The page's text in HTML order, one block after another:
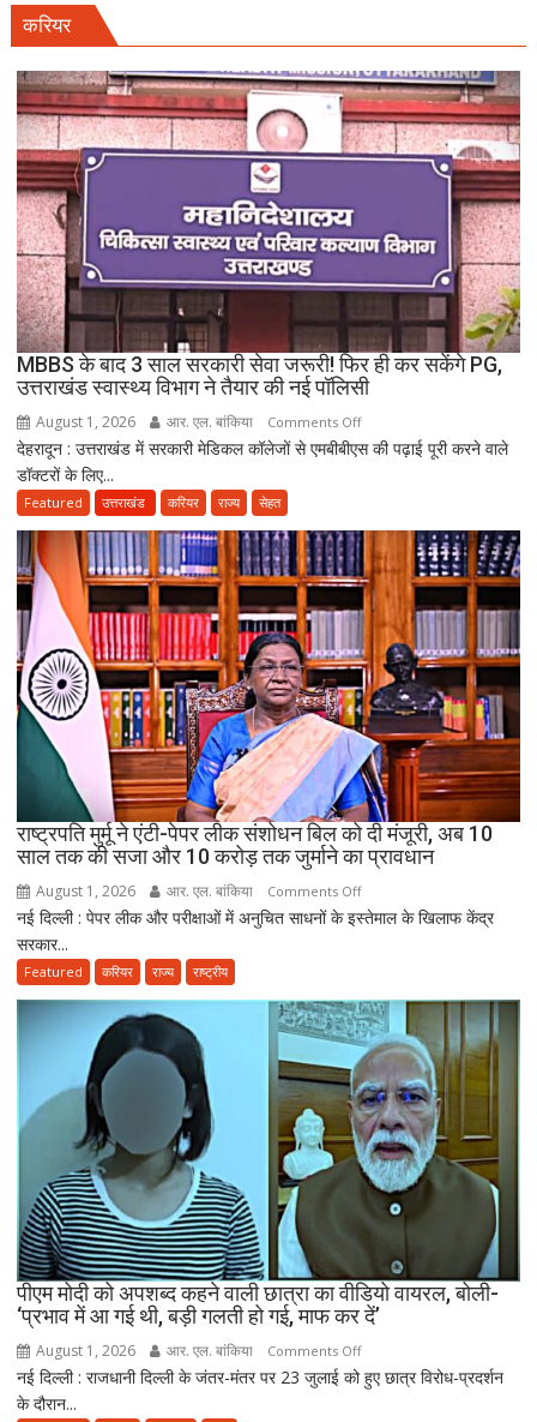
पटाखा
फैक्ट्री
में
बिखर
जिंदगियां,
दो
की
दर्दनाक
मौत,
दो
अब
भी
लापता
करियर
MBBS के बाद 3 साल सरकारी सेवा जरूरी! फिर ही कर सकेंगे PG,
उत्तराखंड स्वास्थ्य विभाग ने तैयार की नई पॉलिसी
August 1, 2026 आर. एल. बांकिया Comments Offon
MBBS
साल
सरकारी
सेवा
जरूरी!
फिर
ही
कर
सकेंगे
PG,
उत्तराखंड
स्वास्थ्य
विभाग
ने
तैयार
की
देहरादून : उत्तराखंड में सरकारी मेडिकल कॉलेजों से एमबीबीएस की पढ़ाई पूरी करने वाले
डॉक्टरों के लिए...
Featured उत्तराखंड करियर राज्य सेहत
राष्ट्रपति मुर्मू ने एंटी-पेपर लीक संशोधन बिल को दी मंजूरी, अब 10
साल तक की सजा और 10 करोड़ तक जुर्माने का प्रावधान
August 1, 2026 आर. एल. बांकिया Comments Offon
राष्ट्रपति
एंटी-
पेपर
लीक
संशोधन
बिल
को
दी
मंजूरी,
अब
10
तक
की
10
नई दिल्ली : पेपर लीक और परीक्षाओं में अनुचित साधनों के इस्तेमाल के खिलाफ केंद्र
सरकार...
Featured करियर राज्य राष्ट्रीय
पीएम मोदी को अपशब्द कहने वाली छात्रा का वीडियो वायरल, बोली-
‘प्रभाव में आ गई थी, बड़ी गलती हो गई, माफ कर दें’
August 1, 2026 आर. एल. बांकिया Comments Offon
पीएम
नई दिल्ली : राजधानी दिल्ली के जंतर-मंतर पर 23 जुलाई को हुए छात्र विरोध-प्रदर्शन
के दौरान...